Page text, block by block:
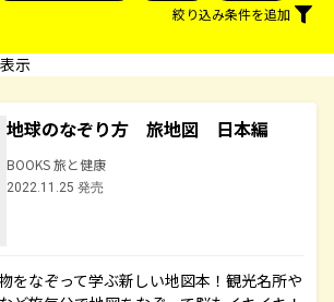
絞り込み条件を追加
示
地球のなぞり方 旅地図 日本編
BOOKS 旅と健康
2022.11.25 発売
をなぞって学ぶ新しい地図本！観光名所や